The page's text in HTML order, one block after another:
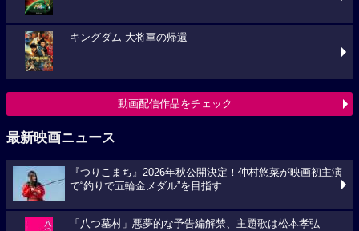
キングダム 大将軍の帰還
動画配信作品をチェック
最新映画ニュース
『つりこまち』2026年秋公開決定！仲村悠菜が映画初主演
で“釣りで五輪金メダル”を目指す
「八つ墓村」悪夢的な予告編解禁、主題歌は松本孝弘